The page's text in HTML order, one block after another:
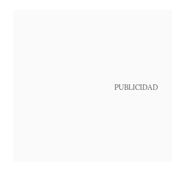
PUBLICIDAD